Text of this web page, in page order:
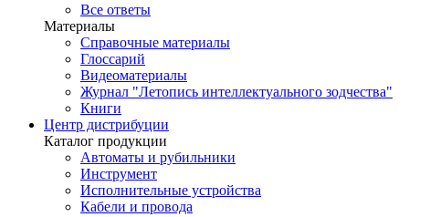
Все ответы
Материалы
Справочные материалы
Глоссарий
Видеоматериалы
Журнал "Летопись интеллектуального зодчества"
Книги
Центр дистрибуции
Каталог продукции
Автоматы и рубильники
Инструмент
Исполнительные устройства
Кабели и провода